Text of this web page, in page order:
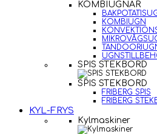
KOMBIUGNAR
KOMBIUGN
SPIS STEKBORD
SPIS STEKBORD
FRIBERG SPIS
FRIBERG
KYL-FRYS
Kylmaskiner